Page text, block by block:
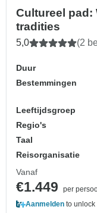
Cultureel pad:
tradities
5,0 (2
Duur
Bestemmingen
Leeftijdsgroep
Regio's
Taal
Reisorganisatie
Vanaf
€1.449
per
Aanmelden to unlock